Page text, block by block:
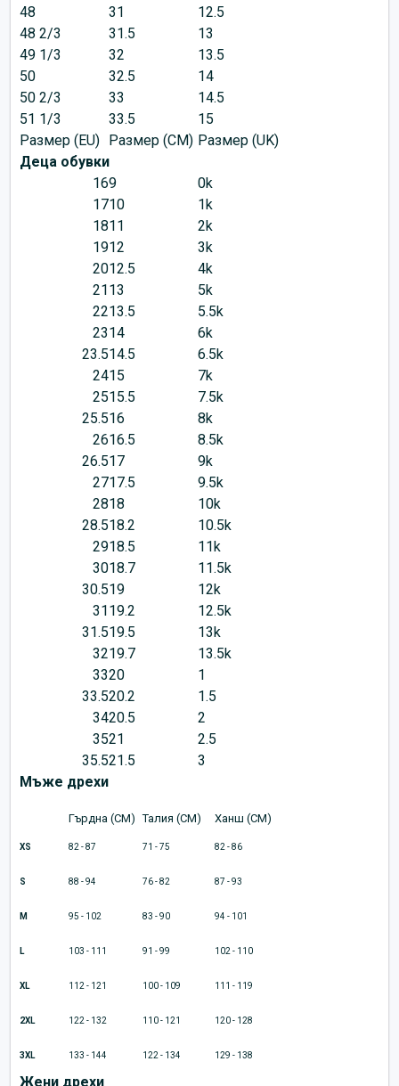
48
31
12.5
48 2/3
31.5
13
49 1/3
32
13.5
50
32.5
14
50 2/3
33
14.5
51 1/3
33.5
15
Размер (EU) Размер (CM) Размер (UK)
Деца обувки
169
0k
1710
1k
1811
2k
1912
3k
2012.5
4k
2113
5k
2213.5
5.5k
2314
6k
23.514.5
6.5k
2415
7k
2515.5
7.5k
25.516
8k
2616.5
8.5k
26.517
9k
2717.5
9.5k
2818
10k
28.518.2
10.5k
2918.5
11k
3018.7
11.5k
30.519
12k
3119.2
12.5k
31.519.5
13k
3219.7
13.5k
3320
1
33.520.2
1.5
3420.5
2
3521
2.5
35.521.5
3
Мъже дрехи
Гърдна (CM) Талия (CM) Ханш (CM)
XS 82 - 87 71 - 75 82 - 86
S 88 - 94 76 - 82 87 - 93
M 95 - 102 83 - 90 94 - 101
L 103 - 111 91 - 99 102 - 110
XL 112 - 121 100 - 109 111 - 119
2XL 122 - 132 110 - 121 120 - 128
3XL 133 - 144 122 - 134 129 - 138
Жени дрехи